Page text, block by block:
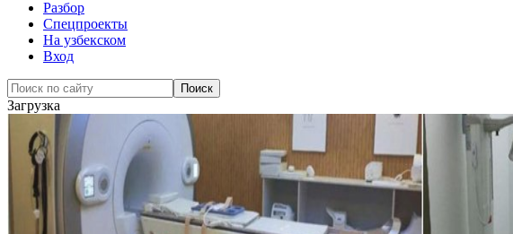
Разбор
Спецпроекты
На узбекском
Вход
Загрузка